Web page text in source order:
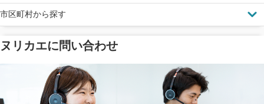
塗料の​品質を​保証
メーカー保証
省エネ効果
断熱・遮熱塗料対応
市区町村から探す
ヌリカエに問い合わせ